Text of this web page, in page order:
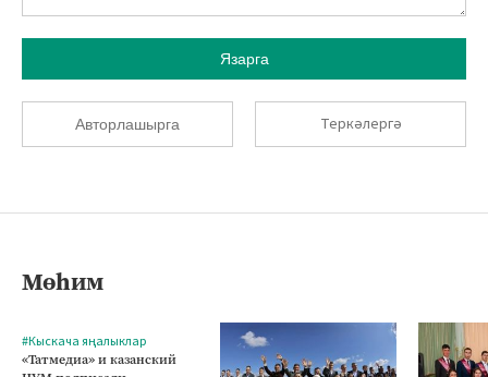
Язарга
Авторлашырга Теркәлергә
Мөһим
#Кыскача яңалыклар
«Татмедиа» и казанский